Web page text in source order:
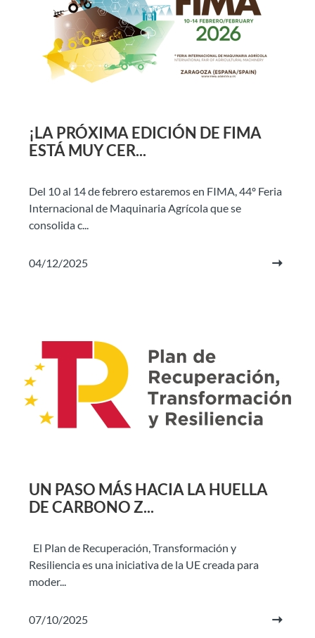
¡LA PRÓXIMA EDICIÓN DE FIMA
ESTÁ MUY CER...
Del 10 al 14 de febrero estaremos en FIMA, 44º Feria
Internacional de Maquinaria Agrícola que se
consolida c...
04/12/2025
UN PASO MÁS HACIA LA HUELLA
DE CARBONO Z...
El Plan de Recuperación, Transformación y
Resiliencia es una iniciativa de la UE creada para
moder...
07/10/2025